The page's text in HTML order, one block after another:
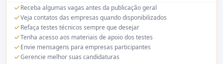
Receba algumas vagas antes da publicação geral
Veja contatos das empresas quando disponibilizados
Refaça testes técnicos sempre que desejar
Tenha acesso aos materiais de apoio dos testes
Envie mensagens para empresas participantes
Gerencie melhor suas candidaturas